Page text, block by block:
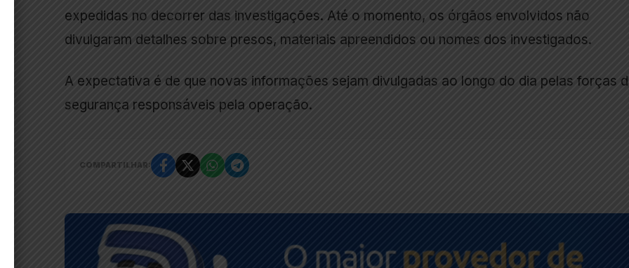
expedidas no decorrer das investigações. Até o momento, os órgãos envolvidos não
divulgaram detalhes sobre presos, materiais apreendidos ou nomes dos investigados.
A expectativa é de que novas informações sejam divulgadas ao longo do dia pelas forças
segurança responsáveis pela operação.
COMPARTILHAR: